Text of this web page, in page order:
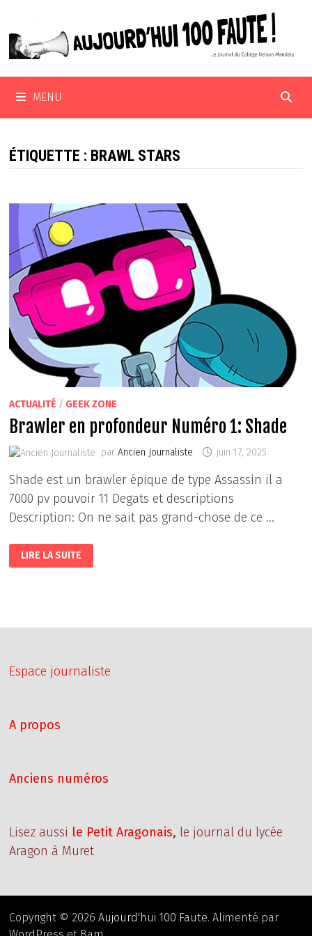
contenu
MENU
ÉTIQUETTE : BRAWL STARS
ACTUALITÉ / GEEK ZONE
Brawler en profondeur Numéro 1: Shade
parAncien Journaliste juin 17, 2025
Shade est un brawler épique de type Assassin il a
7000 pv pouvoir 11 Degats et descriptions
Description: On ne sait pas grand-chose de ce …
BRAWLER
EN
PROFONDEUR
LIRE LA SUITE
Espace journaliste
A propos
Anciens numéros
Lisez aussi le Petit Aragonais, le journal du lycée
Aragon à Muret
Copyright © 2026Aujourd'hui 100 Faute. Alimenté par